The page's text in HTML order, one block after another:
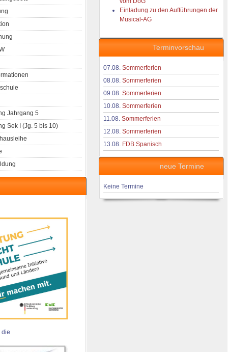
Jahrgang 5
Sek I (Jg. 5 bis 10)
die
Einladung zu den Aufführungen der
Musical-AG
Terminvorschau
07.08. Sommerferien
08.08. Sommerferien
09.08. Sommerferien
10.08. Sommerferien
11.08. Sommerferien
12.08. Sommerferien
13.08. FDB Spanisch
neue Termine
Keine Termine